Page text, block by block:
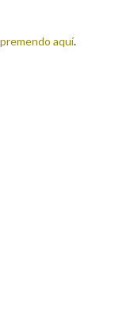
de
Real Academia
o seu correo
premendo aquí.